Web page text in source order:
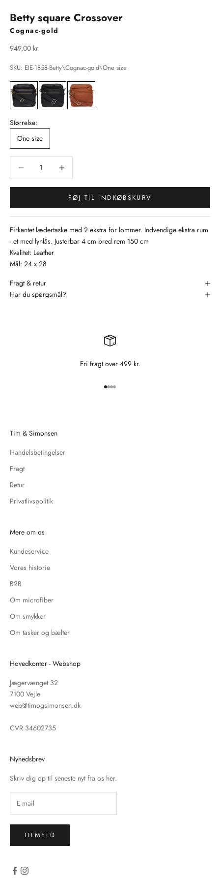
Betty square Crossover
Cognac-gold
Salgspris
949,00 kr
SKU: EIE-1858-Betty\Cognac-gold\One size
Størrelse:
One size
FØJ TIL INDKØBSKURV
Firkantet lædertaske med 2 ekstra for lommer. Indvendige ekstra rum
- et med lynlås. Justerbar 4 cm bred rem 150 cm
Kvalitet: Leather
Mål: 24 x 28
Fragt & retur
Har du spørgsmål?
Fri fragt over 499 kr.
Gå til element 1
Gå til element 2
Gå til element 3
Gå til element 4
Tim & Simonsen
Handelsbetingelser
Fragt
Retur
Privatlivspolitik
Mere om os
Kundeservice
Vores historie
B2B
Om microfiber
Om smykker
Om tasker og bælter
Hovedkontor - Webshop
Jægervænget 32
7100 Vejle
web@timogsimonsen.dk
CVR 34602735
Nyhedsbrev
Skriv dig op til seneste nyt fra os her.
TILMELD